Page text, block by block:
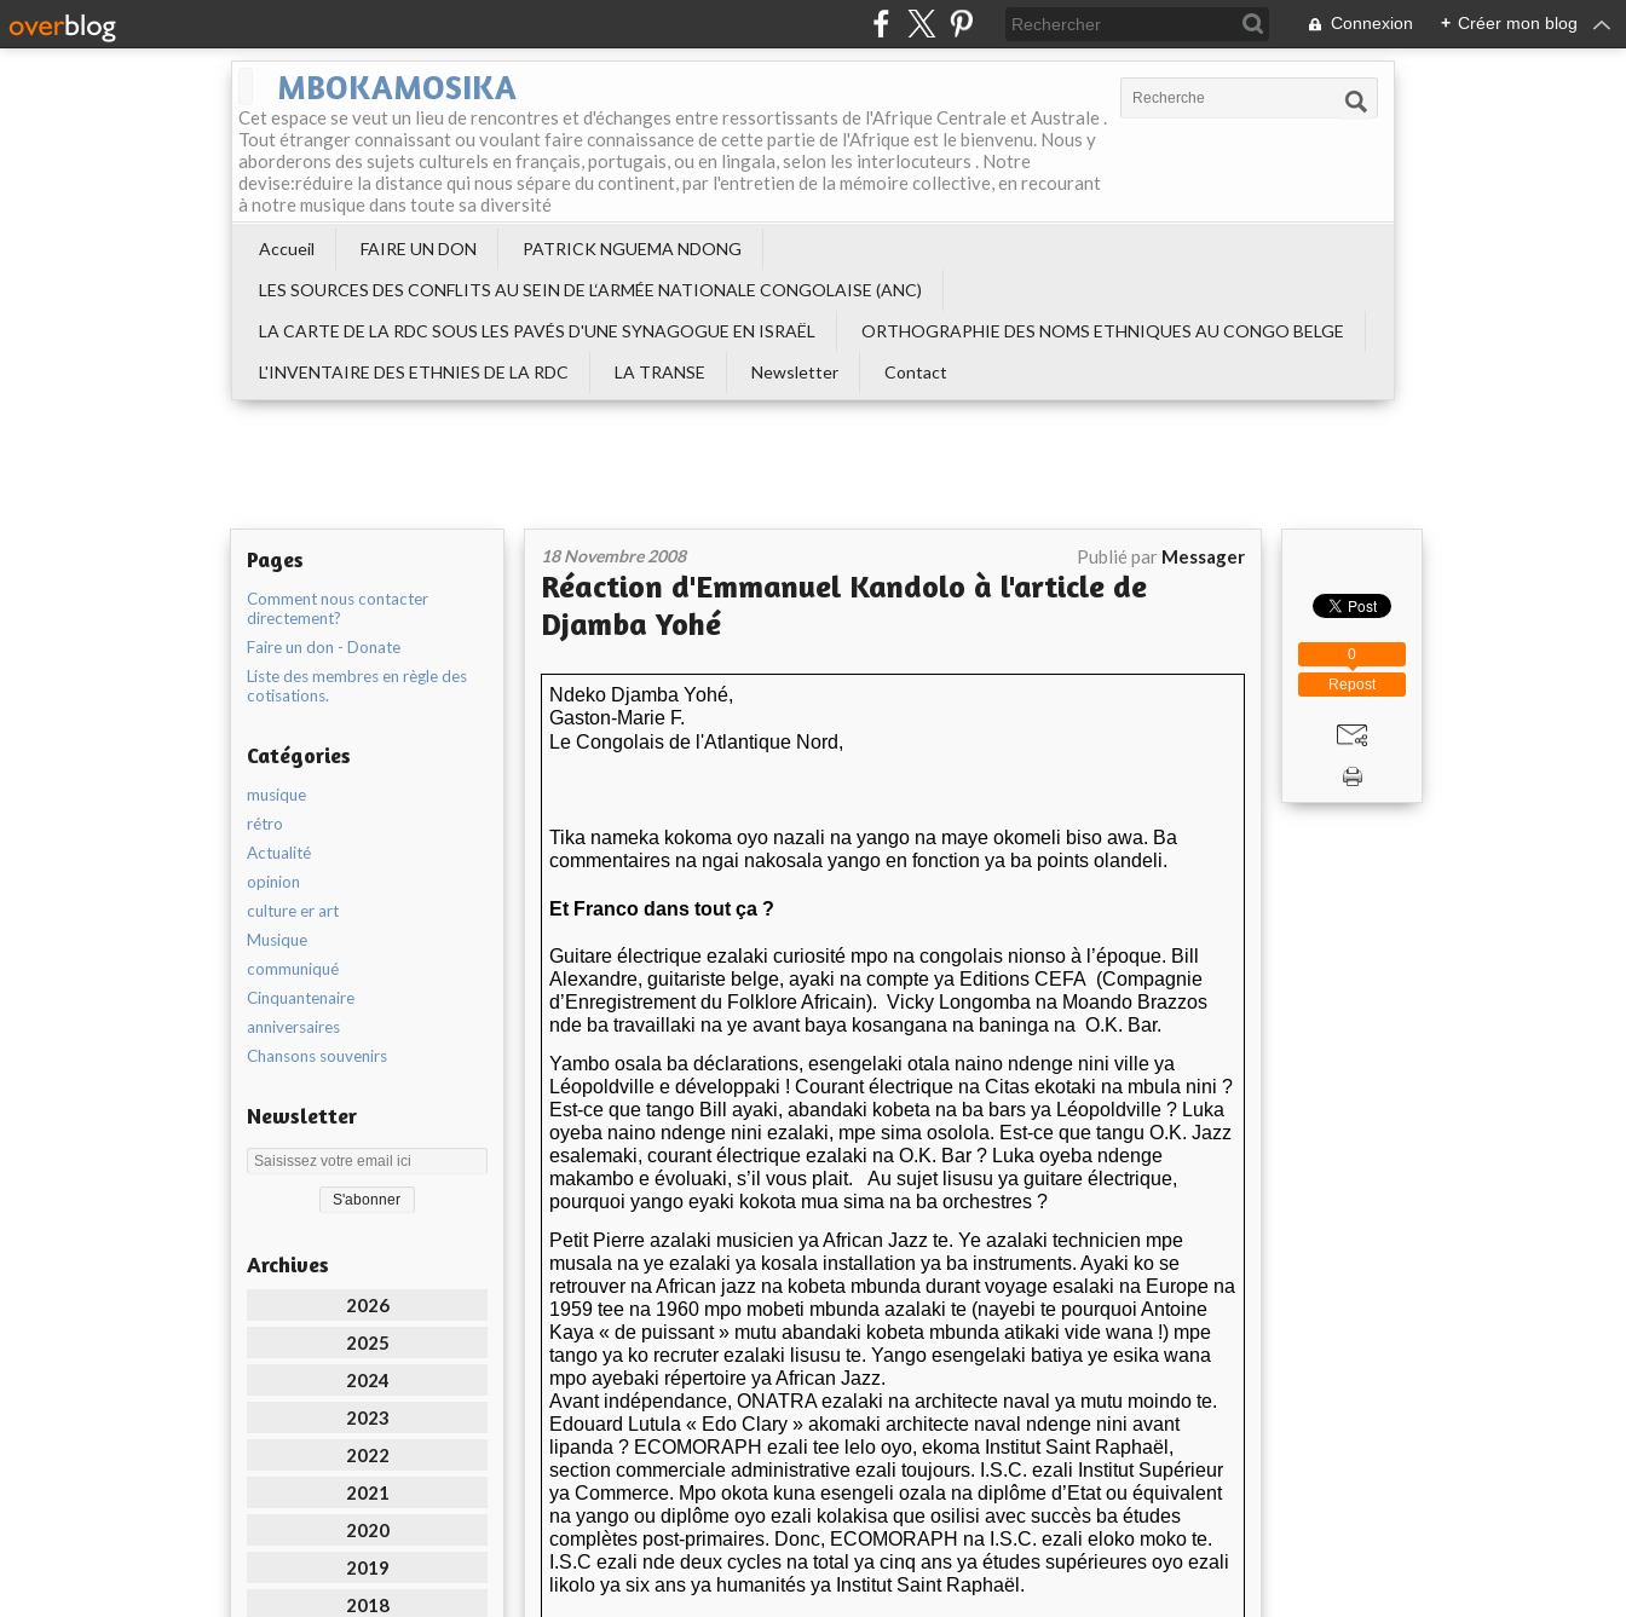
Connexion + Créer mon blog
MBOKAMOSIKA
Cet espace se veut un lieu de rencontres et d'échanges entre ressortissants de l'Afrique Centrale et Australe .
Tout étranger connaissant ou voulant faire connaissance de cette partie de l'Afrique est le bienvenu. Nous y
aborderons des sujets culturels en français, portugais, ou en lingala, selon les interlocuteurs . Notre
devise:réduire la distance qui nous sépare du continent, par l'entretien de la mémoire collective, en recourant
à notre musique dans toute sa diversité
Accueil FAIRE UN DON
PATRICK NGUEMA NDONG
LES SOURCES DES CONFLITS AU SEIN DE L‘ARMÉE NATIONALE CONGOLAISE (ANC)
LA CARTE DE LA RDC SOUS LES PAVÉS D'UNE SYNAGOGUE EN ISRAËL
ORTHOGRAPHIE DES NOMS ETHNIQUES AU CONGO BELGE
L'INVENTAIRE DES ETHNIES DE LA RDC
LA TRANSE Newsletter Contact
Pages
Comment nous contacter
directement?
Faire un don - Donate
Liste des membres en règle des
cotisations.
Catégories
musique
rétro
Actualité
opinion
culture er art
Musique
communiqué
Cinquantenaire
anniversaires
Chansons souvenirs
Newsletter
Archives
2026
2025
2024
2023
2022
2021
2020
2019
2018
18 Novembre 2008 Publié par Messager
Réaction d'Emmanuel Kandolo à l'article de
Djamba Yohé
Ndeko Djamba Yohé,
Gaston-Marie F.
Le Congolais de l'Atlantique Nord,
Tika nameka kokoma oyo nazali na yango na maye okomeli biso awa. Ba
commentaires na ngai nakosala yango en fonction ya ba points olandeli.
Et Franco dans tout ça ?
Guitare électrique ezalaki curiosité mpo na congolais nionso à l’époque. Bill
Alexandre, guitariste belge, ayaki na compte ya Editions CEFA (Compagnie
d’Enregistrement du Folklore Africain). Vicky Longomba na Moando Brazzos
nde ba travaillaki na ye avant baya kosangana na baninga na O.K. Bar.
Yambo osala ba déclarations, esengelaki otala naino ndenge nini ville ya
Léopoldville e développaki ! Courant électrique na Citas ekotaki na mbula nini ?
Est-ce que tango Bill ayaki, abandaki kobeta na ba bars ya Léopoldville ? Luka
oyeba naino ndenge nini ezalaki, mpe sima osolola. Est-ce que tangu O.K. Jazz
esalemaki, courant électrique ezalaki na O.K. Bar ? Luka oyeba ndenge
makambo e évoluaki, s’il vous plait. Au sujet lisusu ya guitare électrique,
pourquoi yango eyaki kokota mua sima na ba orchestres ?
Petit Pierre azalaki musicien ya African Jazz te. Ye azalaki technicien mpe
musala na ye ezalaki ya kosala installation ya ba instruments. Ayaki ko se
retrouver na African jazz na kobeta mbunda durant voyage esalaki na Europe na
1959 tee na 1960 mpo mobeti mbunda azalaki te (nayebi te pourquoi Antoine
Kaya « de puissant » mutu abandaki kobeta mbunda atikaki vide wana !) mpe
tango ya ko recruter ezalaki lisusu te. Yango esengelaki batiya ye esika wana
mpo ayebaki répertoire ya African Jazz.
Avant indépendance, ONATRA ezalaki na architecte naval ya mutu moindo te.
Edouard Lutula « Edo Clary » akomaki architecte naval ndenge nini avant
lipanda ? ECOMORAPH ezali tee lelo oyo, ekoma Institut Saint Raphaël,
section commerciale administrative ezali toujours. I.S.C. ezali Institut Supérieur
ya Commerce. Mpo okota kuna esengeli ozala na diplôme d’Etat ou équivalent
na yango ou diplôme oyo ezali kolakisa que osilisi avec succès ba études
complètes post-primaires. Donc, ECOMORAPH na I.S.C. ezali eloko moko te.
I.S.C ezali nde deux cycles na total ya cinq ans ya études supérieures oyo ezali
likolo ya six ans ya humanités ya Institut Saint Raphaël.
Repost
0